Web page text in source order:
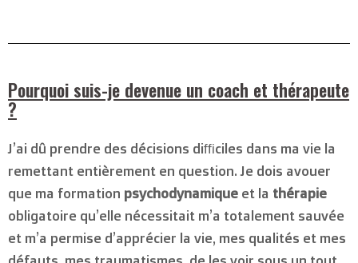
Pourquoi suis-je devenue un coach et thérapeute
?
J’ai dû prendre des décisions difficiles dans ma vie la
remettant entièrement en question. Je dois avouer
que ma formation psychodynamique et la thérapie
obligatoire qu’elle nécessitait m’a totalement sauvée
et m’a permise d’apprécier la vie, mes qualités et mes